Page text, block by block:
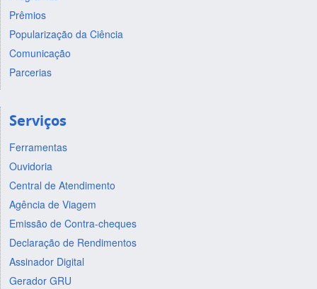
Prêmios
Popularização da Ciência
Comunicação
Parcerias
Serviços
Ferramentas
Ouvidoria
Central de Atendimento
Agência de Viagem
Emissão de Contra-cheques
Declaração de Rendimentos
Assinador Digital
Gerador GRU